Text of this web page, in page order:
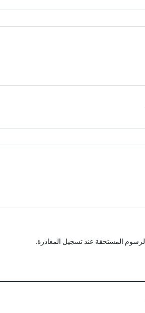
المستحقة عند تسجيل المغادرة.